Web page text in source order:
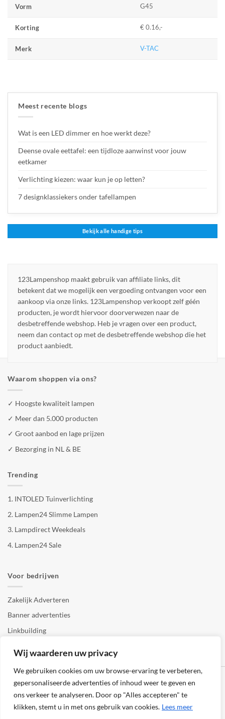
Wij waarderen uw privacy
We gebruiken cookies om uw browse-ervaring te verbeteren,
gepersonaliseerde advertenties of inhoud weer te geven en
ons verkeer te analyseren. Door op "Alles accepteren" te
klikken, stemt u in met ons gebruik van cookies. Lees meer
Vorm G45
Korting € 0.16,-
Merk V-TAC
Meest recente blogs
Wat is een LED dimmer en hoe werkt deze?
Deense ovale eettafel: een tijdloze aanwinst voor jouw
eetkamer
Verlichting kiezen: waar kun je op letten?
7 designklassiekers onder tafellampen
Bekijk alle handige tips
123Lampenshop maakt gebruik van affiliate links, dit
betekent dat we mogelijk een vergoeding ontvangen voor een
aankoop via onze links. 123Lampenshop verkoopt zelf géén
producten, je wordt hiervoor doorverwezen naar de
desbetreffende webshop. Heb je vragen over een product,
neem dan contact op met de desbetreffende webshop die het
product aanbiedt.
Waarom shoppen via ons?
✓ Hoogste kwaliteit lampen
✓ Meer dan 5.000 producten
✓ Groot aanbod en lage prijzen
✓ Bezorging in NL & BE
Trending
1. INTOLED Tuinverlichting
2. Lampen24 Slimme Lampen
3. Lampdirect Weekdeals
4. Lampen24 Sale
Voor bedrijven
Zakelijk Adverteren
Banner advertenties
Linkbuilding